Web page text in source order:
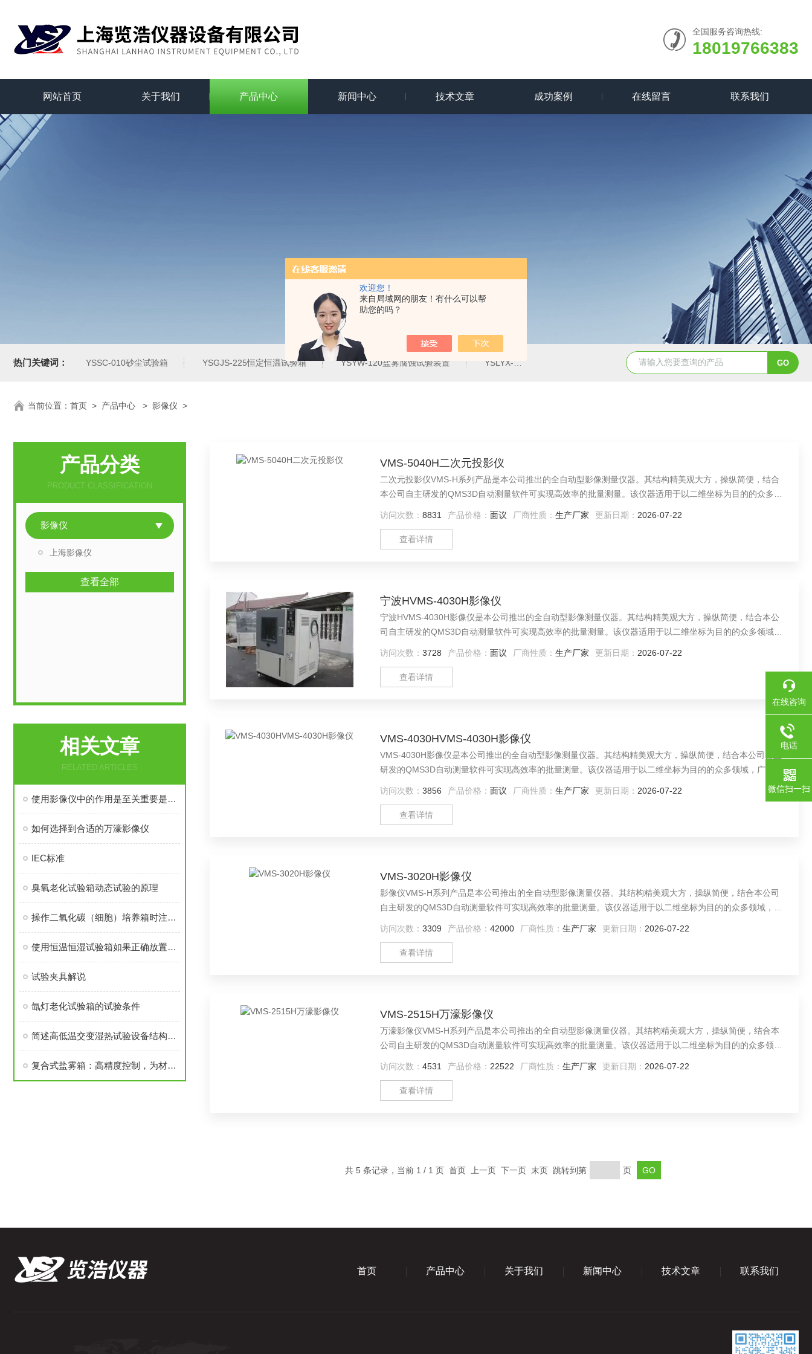
欢迎您！
来自局域网的朋友！有什么可以帮
助您的吗？
全国服务咨询热线:
18019766383
网站首页 关于我们 产品中心 新闻中心 技术文章 成功案例 在线留言 联系我们
热门关键词： YSSC-010砂尘试验箱 YSGJS-225恒定恒温试验箱 YSYW-120盐雾腐蚀试验装置 YSLYX-010防水试验设备 YSCYS-010臭氧老化试验设备
当前位置： 首页 > 产品中心 > 影像仪 >
产品分类
PRODUCT CLASSIFICATION
影像仪
上海影像仪
查看全部
相关文章
RELATED ARTICLES
使用影像仪中的作用是至关重要是什么
如何选择到合适的万濠影像仪
IEC标准
臭氧老化试验箱动态试验的原理
操作二氧化碳（细胞）培养箱时注意事项--上海览浩
使用恒温恒湿试验箱如果正确放置试验样品
试验夹具解说
氙灯老化试验箱的试验条件
简述高低温交变湿热试验设备结构设计
复合式盐雾箱：高精度控制，为材料耐蚀研究提供坚实保障
VMS-5040H二次元投影仪
二次元投影仪VMS-H系列产品是本公司推出的全自动型影像测量仪器。其结构精美观大方，操纵简便，结合
本公司自主研发的QMS3D自动测量软件可实现高效率的批量测量。该仪器适用于以二维坐标为目的的众多领
访问次数： 8831 产品价格： 面议 厂商性质： 生产厂家 更新日期： 2026-07-22
查看详情
宁波HVMS-4030H影像仪
宁波HVMS-4030H影像仪是本公司推出的全自动型影像测量仪器。其结构精美观大方，操纵简便，结合本公
司自主研发的QMS3D自动测量软件可实现高效率的批量测量。该仪器适用于以二维坐标为目的的众多领域，
访问次数： 3728 产品价格： 面议 厂商性质： 生产厂家 更新日期： 2026-07-22
查看详情
VMS-4030HVMS-4030H影像仪
VMS-4030H影像仪是本公司推出的全自动型影像测量仪器。其结构精美观大方，操纵简便，结合本公司自主
研发的QMS3D自动测量软件可实现高效率的批量测量。该仪器适用于以二维坐标为目的的众多领域，广泛应
访问次数： 3856 产品价格： 面议 厂商性质： 生产厂家 更新日期： 2026-07-22
查看详情
VMS-3020H影像仪
影像仪VMS-H系列产品是本公司推出的全自动型影像测量仪器。其结构精美观大方，操纵简便，结合本公司
自主研发的QMS3D自动测量软件可实现高效率的批量测量。该仪器适用于以二维坐标为目的的众多领域，广
访问次数： 3309 产品价格： 42000 厂商性质： 生产厂家 更新日期： 2026-07-22
查看详情
VMS-2515H万濠影像仪
万濠影像仪VMS-H系列产品是本公司推出的全自动型影像测量仪器。其结构精美观大方，操纵简便，结合本
公司自主研发的QMS3D自动测量软件可实现高效率的批量测量。该仪器适用于以二维坐标为目的的众多领
访问次数： 4531 产品价格： 22522 厂商性质： 生产厂家 更新日期： 2026-07-22
查看详情
共 5 条记录，当前 1 / 1 页 首页 上一页 下一页 末页 跳转到第 页
首页 产品中心 关于我们 新闻中心 技术文章 联系我们
在线咨询
电话
微信扫一扫